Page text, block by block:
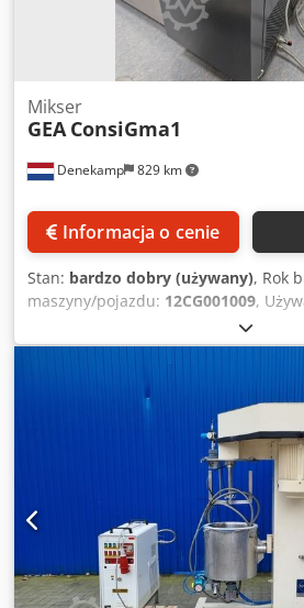
Denekamp 829 km
Mikser
GEA ConsiGma1
Informacja o cenie
Stan: bardzo dobry (używany), Rok
maszyny/pojazdu: 12CG001009,
mieszania i granulacji GEA, model
powierzchnie styku produktu ze stali
podajnikiem Brabender,
ciągłym i granulatorem suszarki
sterownikami, CE i Ex, 400 V, 50 Hz,
12CG001009, zbudowany w 2012 r.